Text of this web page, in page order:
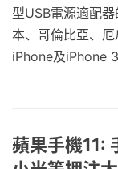
型USB電源適配
本、哥倫比亞、
iPhone及iPhone
蘋果手機11: